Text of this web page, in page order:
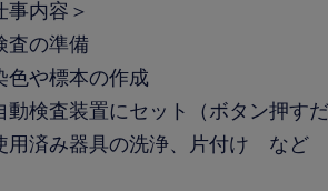
事内容＞
査の準備
色や標本の作成
動検査装置にセット（ボタン押すだ
用済み器具の洗浄、片付け など